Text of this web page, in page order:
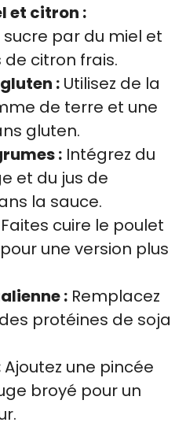
et citron :
sucre par du miel et
de citron frais.
: Utilisez de la
de terre et une
gluten.
: Intégrez du
et du jus de
la sauce.
Faites cuire le poulet
une version plus
: Remplacez
protéines de soja
Ajoutez une pincée
broyé pour un